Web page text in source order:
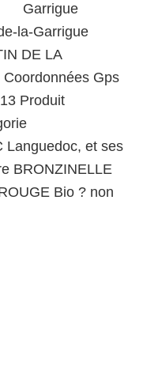
Garrigue
la-Garrigue
DE LA
Gps
Produit
Languedoc, et ses
BRONZINELLE
Bio ? non